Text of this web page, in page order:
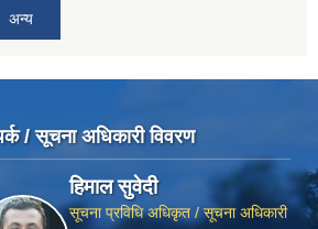
अन्य
/ सूचना अधिकारी विवरण
हिमाल सुवेदी
सूचना प्रविधि अधिकृत / सूचना अधिकारी